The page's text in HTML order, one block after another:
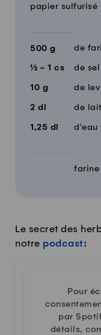
Quantité
papier sulfurisé
500 g de
½ - 1 cs de sel
10 g de
2 dl de
1,25 dl d'eau
farine
Le secret des
notre podcast:
Pour
par
détails,